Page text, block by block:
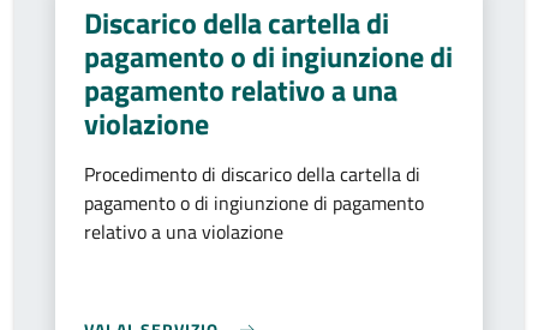
Discarico della cartella di
pagamento o di ingiunzione di
pagamento relativo a una
violazione
Procedimento di discarico della cartella di
pagamento o di ingiunzione di pagamento
relativo a una violazione